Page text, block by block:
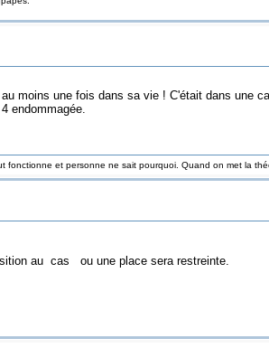
moins une fois dans sa vie ! C'était dans une
endommagée.
et personne ne sait pourquoi. Quand on met la
au cas ou une place sera restreinte.